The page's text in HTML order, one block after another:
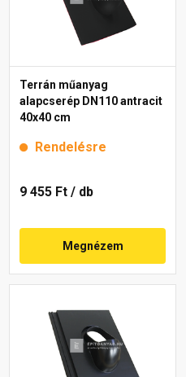
Terrán műanyag
alapcserép DN110 antracit
40x40 cm
Rendelésre
9 455 Ft / db
Megnézem